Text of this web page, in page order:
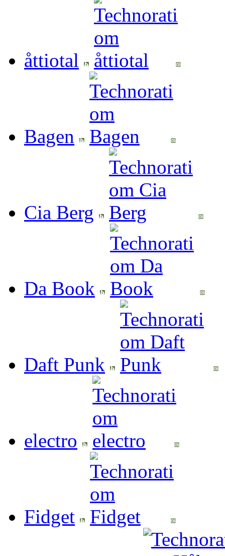
åttiotal
Bagen
Cia Berg
Da Book
Daft Punk
electro
Fidget